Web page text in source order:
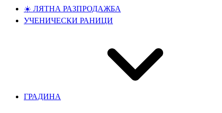
☀️ ЛЯТНА РАЗПРОДАЖБА
УЧЕНИЧЕСКИ РАНИЦИ
ГРАДИНА